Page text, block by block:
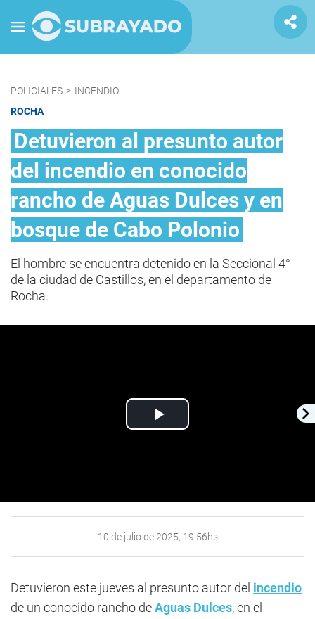
POLICIALES > INCENDIO
ROCHA
Detuvieron al presunto autor
del incendio en conocido
rancho de Aguas Dulces y en
bosque de Cabo Polonio
El hombre se encuentra detenido en la Seccional 4°
de la ciudad de Castillos, en el departamento de
Rocha.
Play
10 de julio de 2025, 19:56hs
Detuvieron este jueves al presunto autor del incendio
de un conocido rancho deAguas Dulces, en el